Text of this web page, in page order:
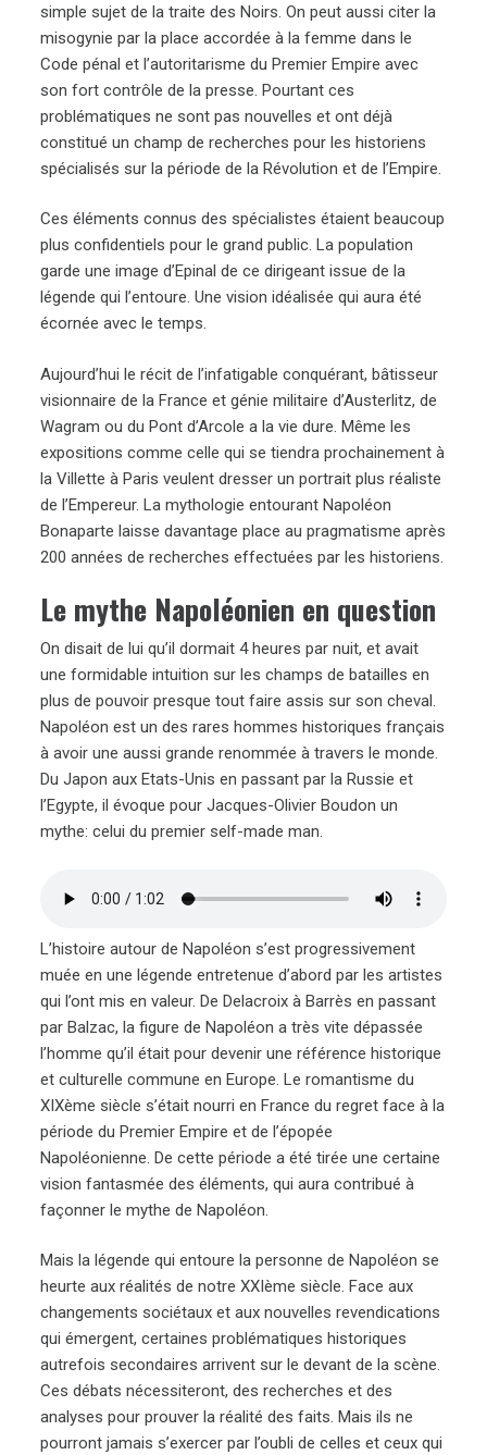
simple sujet de la traite des Noirs. On peut aussi citer la
misogynie par la place accordée à la femme dans le
Code pénal et l’autoritarisme du Premier Empire avec
son fort contrôle de la presse. Pourtant ces
problématiques ne sont pas nouvelles et ont déjà
constitué un champ de recherches pour les historiens
spécialisés sur la période de la Révolution et de l’Empire.
Ces éléments connus des spécialistes étaient beaucoup
plus confidentiels pour le grand public. La population
garde une image d’Epinal de ce dirigeant issue de la
légende qui l’entoure. Une vision idéalisée qui aura été
écornée avec le temps.
Aujourd’hui le récit de l’infatigable conquérant, bâtisseur
visionnaire de la France et génie militaire d’Austerlitz, de
Wagram ou du Pont d’Arcole a la vie dure. Même les
expositions comme celle qui se tiendra prochainement à
la Villette à Paris veulent dresser un portrait plus réaliste
de l’Empereur. La mythologie entourant Napoléon
Bonaparte laisse davantage place au pragmatisme après
200 années de recherches effectuées par les historiens.
Le mythe Napoléonien en question
On disait de lui qu’il dormait 4 heures par nuit, et avait
une formidable intuition sur les champs de batailles en
plus de pouvoir presque tout faire assis sur son cheval.
Napoléon est un des rares hommes historiques français
à avoir une aussi grande renommée à travers le monde.
Du Japon aux Etats-Unis en passant par la Russie et
l’Egypte, il évoque pour Jacques-Olivier Boudon un
mythe: celui du premier self-made man.
L’histoire autour de Napoléon s’est progressivement
muée en une légende entretenue d’abord par les artistes
qui l’ont mis en valeur. De Delacroix à Barrès en passant
par Balzac, la figure de Napoléon a très vite dépassée
l’homme qu’il était pour devenir une référence historique
et culturelle commune en Europe. Le romantisme du
XIXème siècle s’était nourri en France du regret face à la
période du Premier Empire et de l’épopée
Napoléonienne. De cette période a été tirée une certaine
vision fantasmée des éléments, qui aura contribué à
façonner le mythe de Napoléon.
Mais la légende qui entoure la personne de Napoléon se
heurte aux réalités de notre XXIème siècle. Face aux
changements sociétaux et aux nouvelles revendications
qui émergent, certaines problématiques historiques
autrefois secondaires arrivent sur le devant de la scène.
Ces débats nécessiteront, des recherches et des
analyses pour prouver la réalité des faits. Mais ils ne
pourront jamais s’exercer par l’oubli de celles et ceux qui